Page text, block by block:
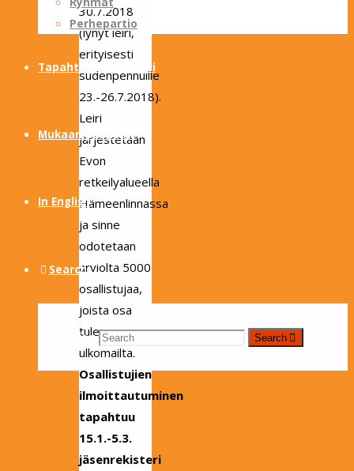
Perhepartio
Tapahtumakalenteri
Mukaan partioon
In English
Search
Search for: Search
30.7.2018
(lyhyt leiri,
erityisesti
sudenpennuille
23.-26.7.2018).
Leiri
järjestetään
Evon
retkeilyalueella
Hämeenlinnassa
ja sinne
odotetaan
arviolta 5000
osallistujaa,
joista osa
tulee
ulkomailta.
Osallistujien
ilmoittautuminen
tapahtuu
15.1.-5.3.
jäsenrekisteri